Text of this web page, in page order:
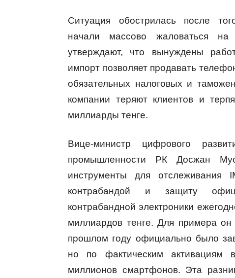
Ситуация обострилась после
начали массово жаловаться на
утверждают, что вынуждены
импорт позволяет продавать
обязательных налоговых и
компании теряют клиентов и
миллиарды тенге.
Вице-министр цифрового
промышленности РК Досжан
инструменты для отслеживания
контрабандой и защиту
контрабандной электроники
миллиардов тенге. Для примера
прошлом году официально было
но по фактическим
миллионов смартфонов. Эта